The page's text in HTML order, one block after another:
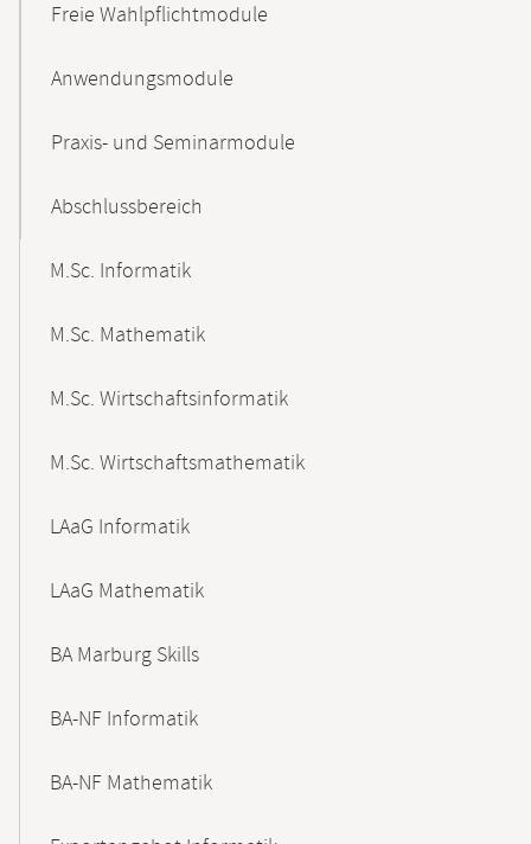
Freie Wahlpflichtmodule
Anwendungsmodule
Praxis- und Seminarmodule
Abschlussbereich
M.Sc. Informatik
M.Sc. Mathematik
M.Sc. Wirtschaftsinformatik
M.Sc. Wirtschaftsmathematik
LAaG Informatik
LAaG Mathematik
BA Marburg Skills
BA-NF Informatik
BA-NF Mathematik